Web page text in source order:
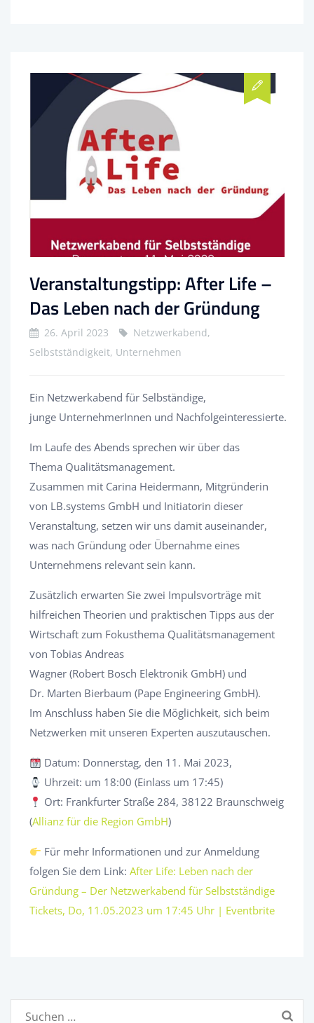
Veranstaltungstipp: After Life –
Das Leben nach der Gründung
26. April 2023
Netzwerkabend,
Selbstständigkeit, Unternehmen
Ein Netzwerkabend für Selbständige,
junge UnternehmerInnen und Nachfolgeinteressierte.
Im Laufe des Abends sprechen wir über das
Thema Qualitätsmanagement.
Zusammen mit Carina Heidermann, Mitgründerin
von LB.systems GmbH und Initiatorin dieser
Veranstaltung, setzen wir uns damit auseinander,
was nach Gründung oder Übernahme eines
Unternehmens relevant sein kann.
Zusätzlich erwarten Sie zwei Impulsvorträge mit
hilfreichen Theorien und praktischen Tipps aus der
Wirtschaft zum Fokusthema Qualitätsmanagement
von Tobias Andreas
Wagner (Robert Bosch Elektronik GmbH) und
Dr. Marten Bierbaum (Pape Engineering GmbH).
Im Anschluss haben Sie die Möglichkeit, sich beim
Netzwerken mit unseren Experten auszutauschen.
Datum: Donnerstag, den 11. Mai 2023,
Uhrzeit: um 18:00 (Einlass um 17:45)
Ort: Frankfurter Straße 284, 38122 Braunschweig
(Allianz für die Region GmbH)
Für mehr Informationen und zur Anmeldung
folgen Sie dem Link: After Life: Leben nach der
Gründung – Der Netzwerkabend für Selbstständige
Tickets, Do, 11.05.2023 um 17:45 Uhr | Eventbrite
Suchen